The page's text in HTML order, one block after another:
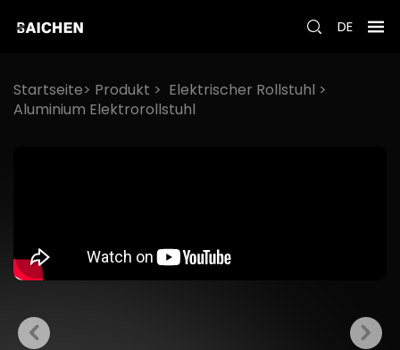
DE
Startseite> Produkt > Elektrischer Rollstuhl >
Aluminium Elektrorollstuhl